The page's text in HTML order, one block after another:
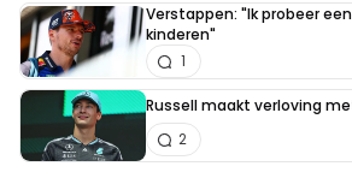
Verstappen: "Ik probeer
kinderen"
1
Russell maakt verloving
2